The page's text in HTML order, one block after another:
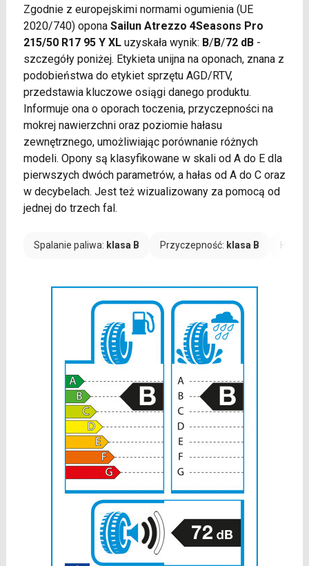
Zgodnie z europejskimi normami ogumienia (UE
2020/740) opona Sailun Atrezzo 4Seasons Pro
215/50 R17 95 Y XLuzyskała wynik: B/B/72 dB-
szczegóły poniżej. Etykieta unijna na oponach, znana z
podobieństwa do etykiet sprzętu AGD/RTV,
przedstawia kluczowe osiągi danego produktu.
Informuje ona o oporach toczenia, przyczepności na
mokrej nawierzchni oraz poziomie hałasu
zewnętrznego, umożliwiając porównanie różnych
modeli. Opony są klasyfikowane w skali od A do E dla
pierwszych dwóch parametrów, a hałas od A do C oraz
w decybelach. Jest też wizualizowany za pomocą od
jednej do trzech fal.
Spalanie paliwa: klasa B Przyczepność: klasa B Hałas: